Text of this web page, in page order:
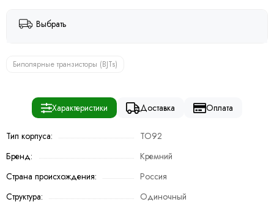
Выбрать
Биполярные транзисторы (BJTs)
Характеристики Доставка Оплата
Тип корпуса:
TO92
Бренд:
Кремний
Страна происхождения:
Россия
Структура:
Одиночный